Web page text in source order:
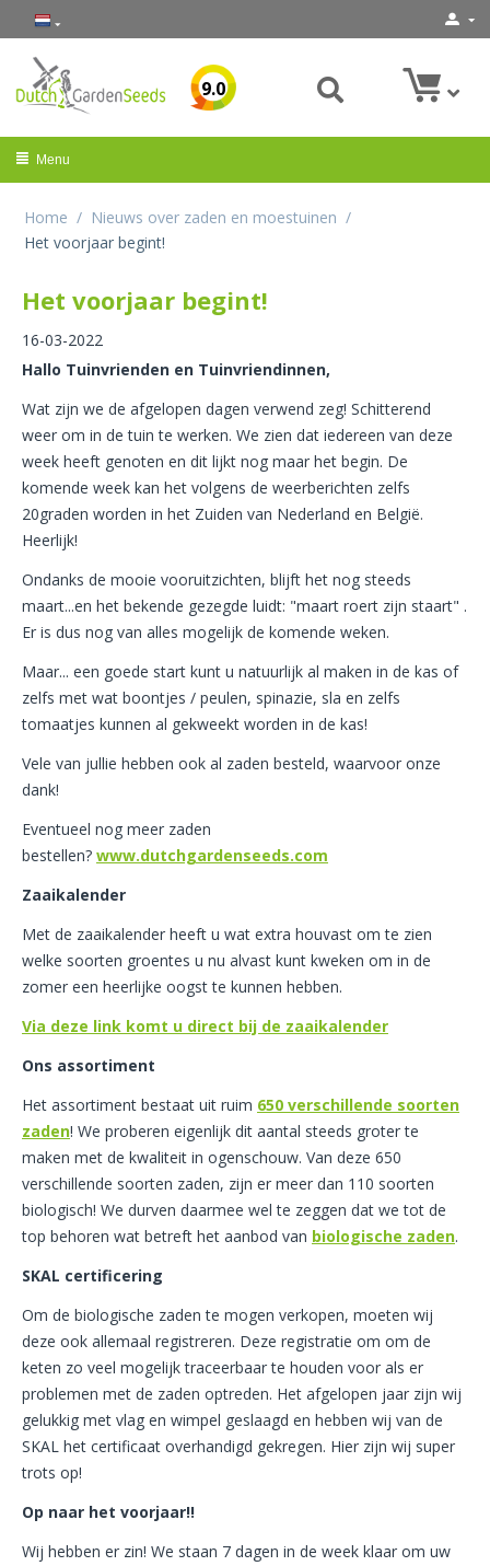
9.0
Menu
Home / Nieuws over zaden en moestuinen /
Het voorjaar begint!
Het voorjaar begint!
16-03-2022
Hallo Tuinvrienden en Tuinvriendinnen,
Wat zijn we de afgelopen dagen verwend zeg! Schitterend
weer om in de tuin te werken. We zien dat iedereen van deze
week heeft genoten en dit lijkt nog maar het begin. De
komende week kan het volgens de weerberichten zelfs
20graden worden in het Zuiden van Nederland en België.
Heerlijk!
Ondanks de mooie vooruitzichten, blijft het nog steeds
maart...en het bekende gezegde luidt: "maart roert zijn staart" .
Er is dus nog van alles mogelijk de komende weken.
Maar... een goede start kunt u natuurlijk al maken in de kas of
zelfs met wat boontjes / peulen, spinazie, sla en zelfs
tomaatjes kunnen al gekweekt worden in de kas!
Vele van jullie hebben ook al zaden besteld, waarvoor onze
dank!
Eventueel nog meer zaden
bestellen? www.dutchgardenseeds.com
Zaaikalender
Met de zaaikalender heeft u wat extra houvast om te zien
welke soorten groentes u nu alvast kunt kweken om in de
zomer een heerlijke oogst te kunnen hebben.
Via deze link komt u direct bij de zaaikalender
Ons assortiment
Het assortiment bestaat uit ruim 650 verschillende soorten
zaden! We proberen eigenlijk dit aantal steeds groter te
maken met de kwaliteit in ogenschouw. Van deze 650
verschillende soorten zaden, zijn er meer dan 110 soorten
biologisch! We durven daarmee wel te zeggen dat we tot de
top behoren wat betreft het aanbod van biologische zaden.
SKAL certificering
Om de biologische zaden te mogen verkopen, moeten wij
deze ook allemaal registreren. Deze registratie om om de
keten zo veel mogelijk traceerbaar te houden voor als er
problemen met de zaden optreden. Het afgelopen jaar zijn wij
gelukkig met vlag en wimpel geslaagd en hebben wij van de
SKAL het certificaat overhandigd gekregen. Hier zijn wij super
trots op!
Op naar het voorjaar!!
Wij hebben er zin! We staan 7 dagen in de week klaar om uw